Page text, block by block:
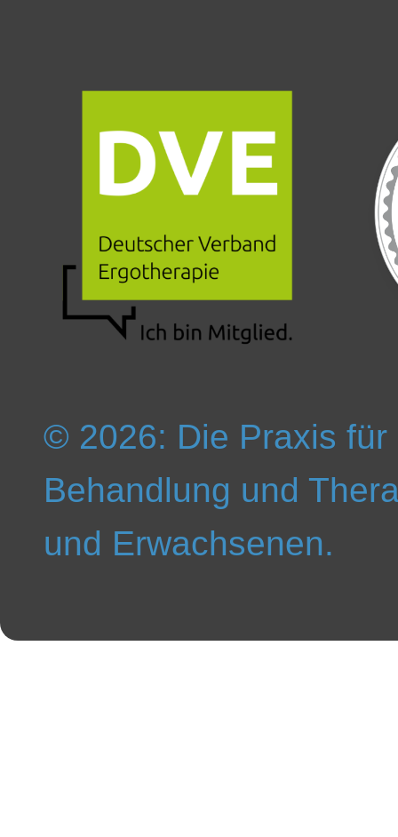
© 2026: Die Praxis für
Behandlung und
und Erwachsenen.